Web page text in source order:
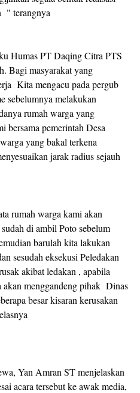
" terangnya
Humas PT Daqing Citra PTS
Bagi masyarakat yang
Kita mengacu pada pergub
sebelumnya melakukan
rumah warga yang
bersama pemerintah Desa
yang bakal terkena
jarak radius sejauh
rumah warga kami akan
di ambil Poto sebelum
barulah kita lakukan
sesudah eksekusi Peledakan
akibat ledakan , apabila
menggandeng pihak Dinas
besar kisaran kerusakan
Yan Amran ST menjelaskan
acara tersebut ke awak media,